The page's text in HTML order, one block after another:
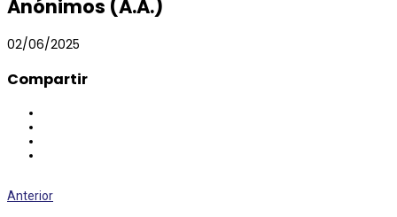
Anónimos (A.A.)
02/06/2025
Compartir
Anterior